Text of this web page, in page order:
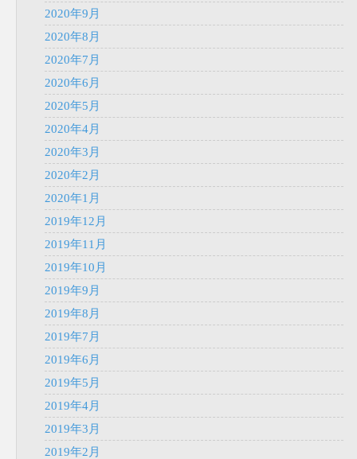
2020年9月
2020年8月
2020年7月
2020年6月
2020年5月
2020年4月
2020年3月
2020年2月
2020年1月
2019年12月
2019年11月
2019年10月
2019年9月
2019年8月
2019年7月
2019年6月
2019年5月
2019年4月
2019年3月
2019年2月